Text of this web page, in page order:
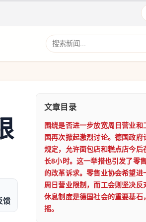
搜索新闻
馈
文章目录
围绕是否进一步放宽周日营业和
国再次掀起激烈讨论。德国政府
规定，允许面包店和糕点店今后
长8小时。这一举措也引发了零
的改革诉求。零售业协会希望进
周日营业限制，而工会则坚决反
休息制度是德国社会的重要基石
摇。